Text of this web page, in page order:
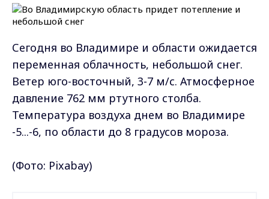
Сегодня во Владимире и области ожидается
переменная облачность, небольшой снег.
Ветер юго-восточный, 3-7 м/с. Атмосферное
давление 762 мм ртутного столба.
Температура воздуха днем во Владимире
-5...-6, по области до 8 градусов мороза.
(Фото: Pixabay)